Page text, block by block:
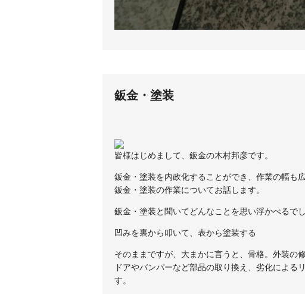
鈑金・塗装
皆様はじめまして、鈑金の木村邦彦です。
鈑金・塗装を内政化することができ、作業の幅も
鈑金・塗装の作業についてお話します。
鈑金・塗装と聞いてどんなことを思い浮かべるで
凹みを裏から叩いて、表から塗装する
そのままですが、大まかに言うと、骨格。外装の
ドアやバンパーなど部品の取り換え、劣化による
す。